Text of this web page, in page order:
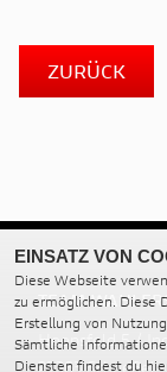
ZURÜCK
TEAM
Hoopsfeld 5 /
27383 Scheeßel
EINSATZ VON
Diese Webseite
zu ermöglichen. Diese
Erstellung von
Sämtliche
Diensten findest du